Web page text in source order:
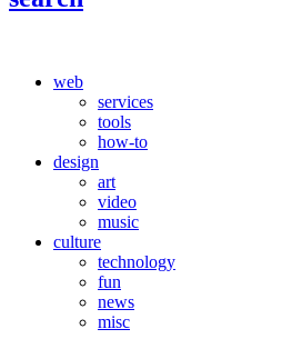
web
services
tools
how-to
design
art
video
music
culture
technology
fun
news
misc